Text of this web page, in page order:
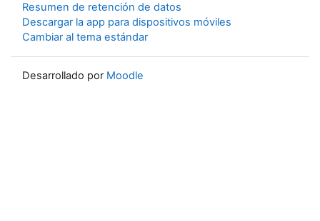
Resumen de retención de datos
Descargar la app para dispositivos móviles
Cambiar al tema estándar
Desarrollado por Moodle